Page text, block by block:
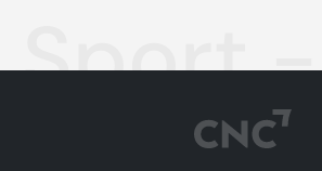
Sport